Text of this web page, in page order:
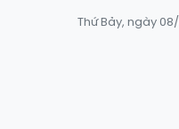
Thứ Bảy, ngày